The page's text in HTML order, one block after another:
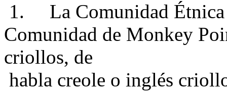
1. La Comunidad Étnica
Comunidad de Monkey
criollos, de
habla creole o inglés